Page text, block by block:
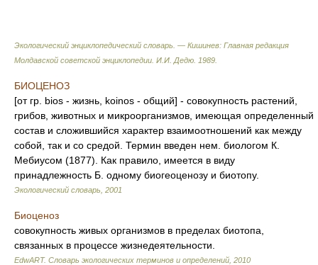
Экологический энциклопедический словарь. — Кишинев: Главная редакция
Молдавской советской энциклопедии И.И. Дедю 1989
БИОЦЕНОЗ
[от гр. bios - жизнь, koinos - общий] - совокупность растений,
грибов, животных и микроорганизмов, имеющая определенный
состав и сложившийся характер взаимоотношений как между
собой, так и со средой. Термин введен нем. биологом К.
Мебиусом (1877). Как правило, имеется в виду
принадлежность Б. одному биогеоценозу и биотопу.
Экологический словарь 2001
Биоценоз
совокупность живых организмов в пределах биотопа,
связанных в процессе жизнедеятельности.
EdwART. Словарь экологических терминов и определений 2010